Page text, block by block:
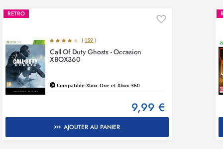
RETRO
( 159 )
Call Of Duty Ghosts - Occasion
XBOX360
Compatible Xbox One et Xbox 360
9,99 €
AJOUTER AU PANIER